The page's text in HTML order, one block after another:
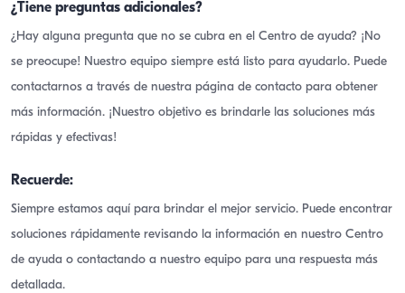
¿Tiene preguntas adicionales?
¿Hay alguna pregunta que no se cubra en el Centro de ayuda? ¡No
se preocupe! Nuestro equipo siempre está listo para ayudarlo. Puede
contactarnos a través de nuestra página de contacto para obtener
más información. ¡Nuestro objetivo es brindarle las soluciones más
rápidas y efectivas!
Recuerde:
Siempre estamos aquí para brindar el mejor servicio. Puede encontrar
soluciones rápidamente revisando la información en nuestro Centro
de ayuda o contactando a nuestro equipo para una respuesta más
detallada.